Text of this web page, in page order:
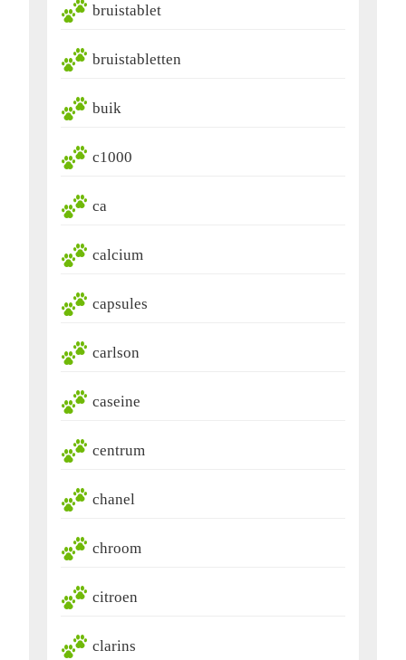
bruistablet
bruistabletten
buik
c1000
ca
calcium
capsules
carlson
caseine
centrum
chanel
chroom
citroen
clarins